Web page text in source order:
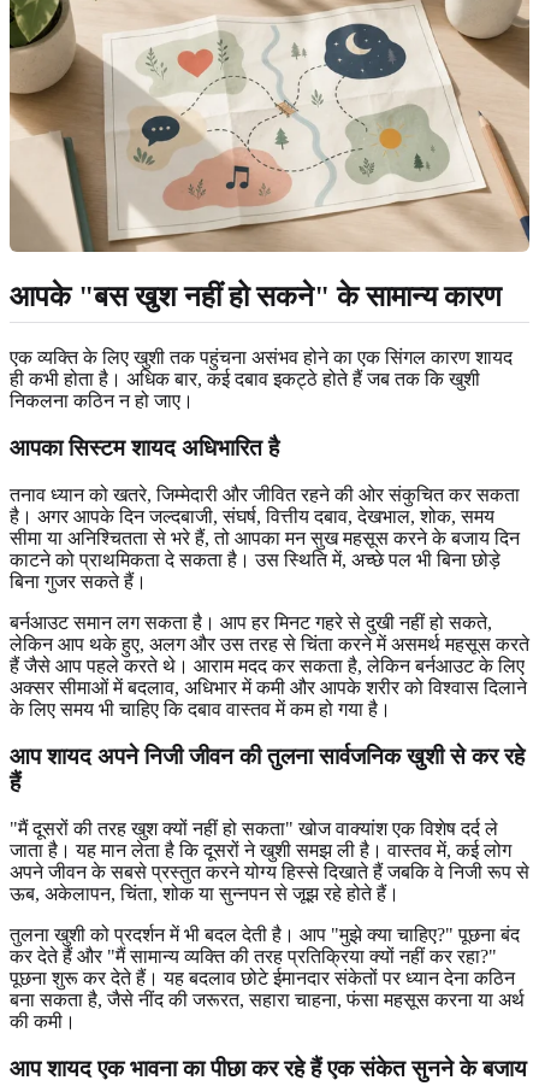
आपके "बस खुश नहीं हो सकने" के सामान्य कारण
एक व्यक्ति के लिए खुशी तक पहुंचना असंभव होने का एक सिंगल कारण शायद
ही कभी होता है। अधिक बार, कई दबाव इकट्ठे होते हैं जब तक कि खुशी
निकलना कठिन न हो जाए।
आपका सिस्टम शायद अधिभारित है
तनाव ध्यान को खतरे, जिम्मेदारी और जीवित रहने की ओर संकुचित कर सकता
है। अगर आपके दिन जल्दबाजी, संघर्ष, वित्तीय दबाव, देखभाल, शोक, समय
सीमा या अनिश्चितता से भरे हैं, तो आपका मन सुख महसूस करने के बजाय दिन
काटने को प्राथमिकता दे सकता है। उस स्थिति में, अच्छे पल भी बिना छोड़े
बिना गुजर सकते हैं।
बर्नआउट समान लग सकता है। आप हर मिनट गहरे से दुखी नहीं हो सकते,
लेकिन आप थके हुए, अलग और उस तरह से चिंता करने में असमर्थ महसूस करते
हैं जैसे आप पहले करते थे। आराम मदद कर सकता है, लेकिन बर्नआउट के लिए
अक्सर सीमाओं में बदलाव, अधिभार में कमी और आपके शरीर को विश्वास दिलाने
के लिए समय भी चाहिए कि दबाव वास्तव में कम हो गया है।
आप शायद अपने निजी जीवन की तुलना सार्वजनिक खुशी से कर रहे
हैं
"मैं दूसरों की तरह खुश क्यों नहीं हो सकता" खोज वाक्यांश एक विशेष दर्द ले
जाता है। यह मान लेता है कि दूसरों ने खुशी समझ ली है। वास्तव में, कई लोग
अपने जीवन के सबसे प्रस्तुत करने योग्य हिस्से दिखाते हैं जबकि वे निजी रूप से
ऊब, अकेलापन, चिंता, शोक या सुन्नपन से जूझ रहे होते हैं।
तुलना खुशी को प्रदर्शन में भी बदल देती है। आप "मुझे क्या चाहिए?" पूछना बंद
कर देते हैं और "मैं सामान्य व्यक्ति की तरह प्रतिक्रिया क्यों नहीं कर रहा?"
पूछना शुरू कर देते हैं। यह बदलाव छोटे ईमानदार संकेतों पर ध्यान देना कठिन
बना सकता है, जैसे नींद की जरूरत, सहारा चाहना, फंसा महसूस करना या अर्थ
की कमी।
आप शायद एक भावना का पीछा कर रहे हैं एक संकेत सुनने के बजाय